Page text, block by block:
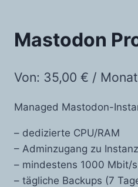
Mastodon
Von: 35,00 € / Monat
Managed Mastodon-
– dedizierte CPU/RAM
– Adminzugang zu Instanz
– mindestens 1000 Mbit/
– tägliche Backups (7